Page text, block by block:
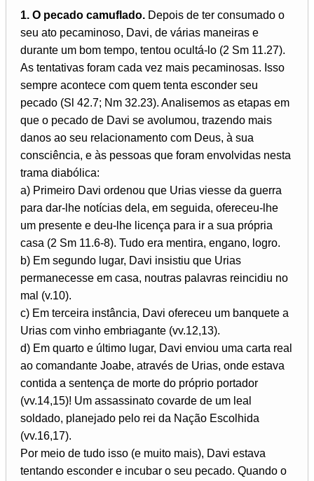
1. O pecado camuflado. Depois de ter consumado o
seu ato pecaminoso, Davi, de várias maneiras e
durante um bom tempo, tentou ocultá-lo (2 Sm 11.27).
As tentativas foram cada vez mais pecaminosas. Isso
sempre acontece com quem tenta esconder seu
pecado (Sl 42.7; Nm 32.23). Analisemos as etapas em
que o pecado de Davi se avolumou, trazendo mais
danos ao seu relacionamento com Deus, à sua
consciência, e às pessoas que foram envolvidas nesta
trama diabólica:
a) Primeiro Davi ordenou que Urias viesse da guerra
para dar-lhe notícias dela, em seguida, ofereceu-lhe
um presente e deu-lhe licença para ir a sua própria
casa (2 Sm 11.6-8). Tudo era mentira, engano, logro.
b) Em segundo lugar, Davi insistiu que Urias
permanecesse em casa, noutras palavras reincidiu no
mal (v.10).
c) Em terceira instância, Davi ofereceu um banquete a
Urias com vinho embriagante (vv.12,13).
d) Em quarto e último lugar, Davi enviou uma carta real
ao comandante Joabe, através de Urias, onde estava
contida a sentença de morte do próprio portador
(vv.14,15)! Um assassinato covarde de um leal
soldado, planejado pelo rei da Nação Escolhida
(vv.16,17).
Por meio de tudo isso (e muito mais), Davi estava
tentando esconder e incubar o seu pecado. Quando o